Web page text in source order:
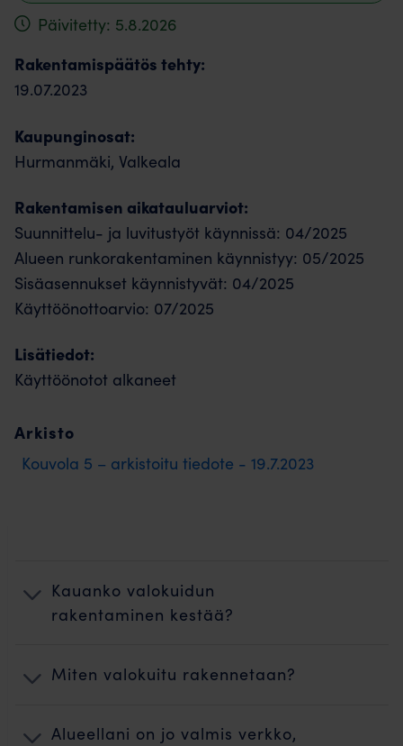
Päivitetty: 5.8.2026
Rakentamispäätös tehty:
19.07.2023
Kaupunginosat:
Hurmanmäki, Valkeala
Rakentamisen aikatauluarviot:
Suunnittelu- ja luvitustyöt käynnissä: 04/2025
Alueen runkorakentaminen käynnistyy: 05/2025
Sisäasennukset käynnistyvät: 04/2025
Käyttöönottoarvio: 07/2025
Lisätiedot:
Käyttöönotot alkaneet
Arkisto
Kouvola 5 – arkistoitu tiedote - 19.7.2023
Kauanko valokuidun
rakentaminen kestää?
Miten valokuitu rakennetaan?
Alueellani on jo valmis verkko,